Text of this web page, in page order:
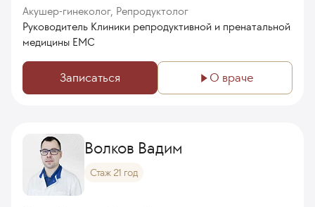
Акушер-гинеколог, Репродуктолог
Руководитель Клиники репродуктивной и пренатальной
медицины ЕМС
Записаться О враче
Волков Вадим
Стаж 21 год